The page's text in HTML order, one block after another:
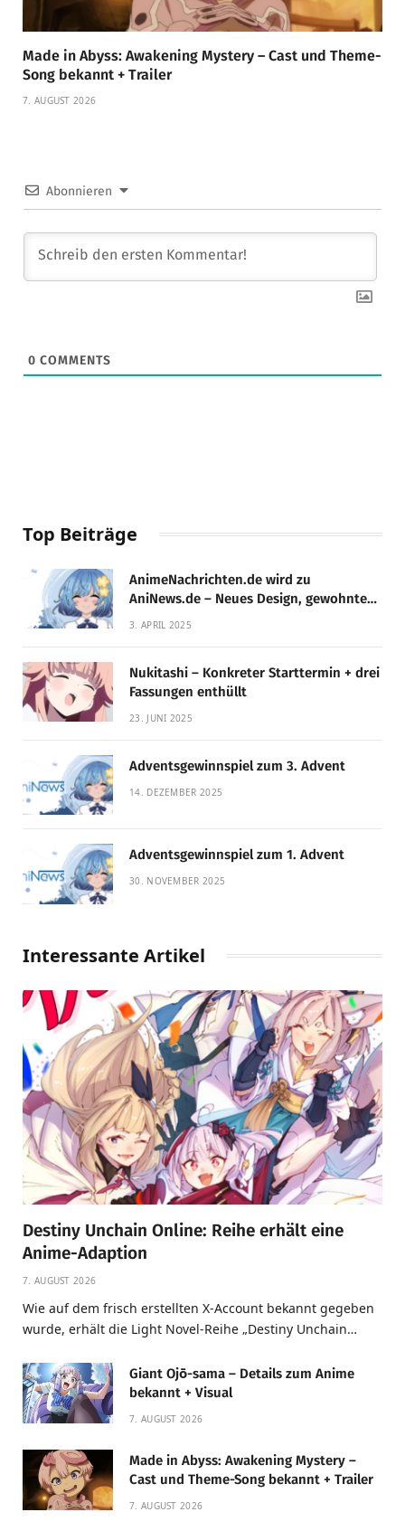
Made in Abyss: Awakening Mystery – Cast und Theme-
Song bekannt + Trailer
7. AUGUST 2026
Abonnieren
0 COMMENTS
Top Beiträge
AnimeNachrichten.de wird zu
AniNews.de – Neues Design, gewohnte
Qualität!
3. APRIL 2025
Nukitashi – Konkreter Starttermin + drei
Fassungen enthüllt
23. JUNI 2025
Adventsgewinnspiel zum 3. Advent
14. DEZEMBER 2025
Adventsgewinnspiel zum 1. Advent
30. NOVEMBER 2025
Interessante Artikel
Destiny Unchain Online: Reihe erhält eine
Anime-Adaption
7. AUGUST 2026
Wie auf dem frisch erstellten X-Account bekannt gegeben
wurde, erhält die Light Novel-Reihe „Destiny Unchain…
Giant Ojō-sama – Details zum Anime
bekannt + Visual
7. AUGUST 2026
Made in Abyss: Awakening Mystery –
Cast und Theme-Song bekannt + Trailer
7. AUGUST 2026